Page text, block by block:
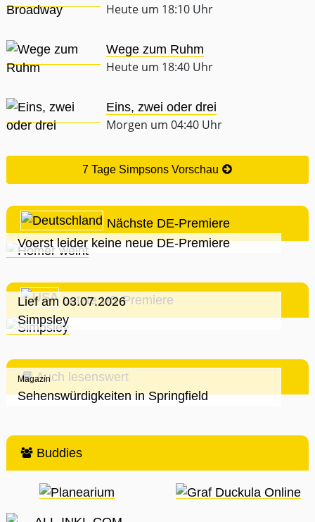
Heute um 18:10 Uhr
Wege zum Ruhm
Heute um 18:40 Uhr
Eins, zwei oder drei
Morgen um 04:40 Uhr
7 Tage Simpsons Vorschau
Nächste DE-Premiere
Voerst leider keine neue DE-Premiere
Letzte US-Premiere
Lief am 03.07.2026
Simpsley
Auch lesenswert
Magazin
Sehenswürdigkeiten in Springfield
Buddies